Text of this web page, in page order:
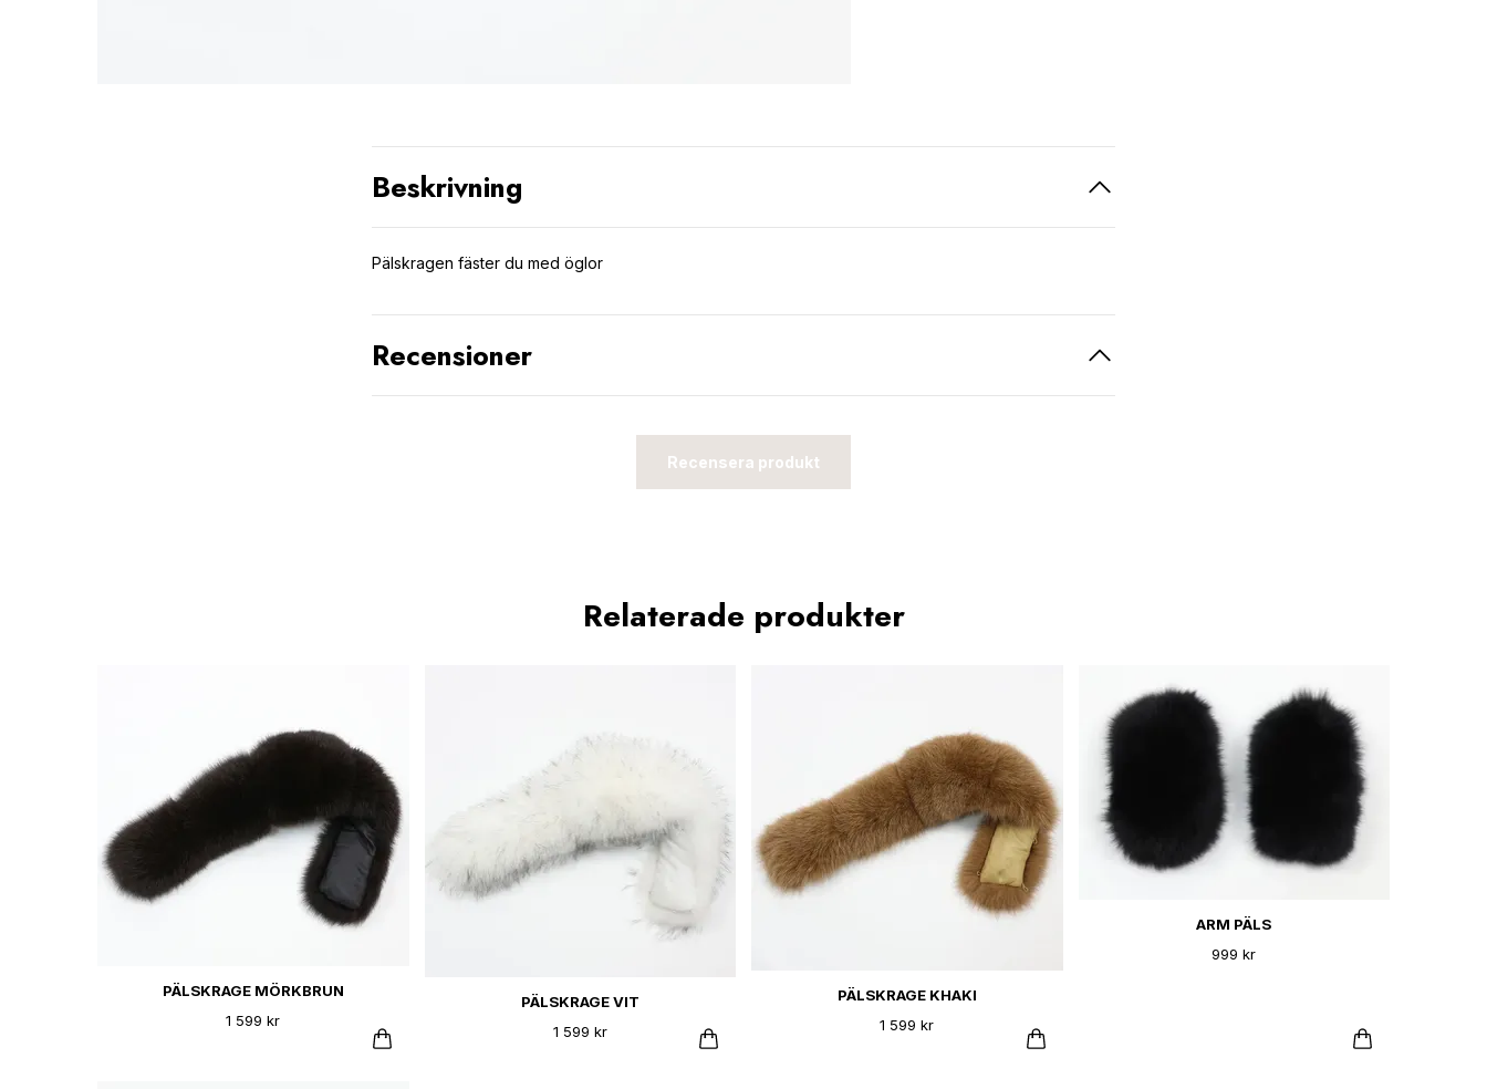
Beskrivning
Pälskragen fäster du med öglor
Recensioner
Recensera produkt
Relaterade produkter
PÄLSKRAGE MÖRKBRUN
1 599 kr
PÄLSKRAGE VIT
1 599 kr
PÄLSKRAGE KHAKI
1 599 kr
ARM PÄLS
999 kr